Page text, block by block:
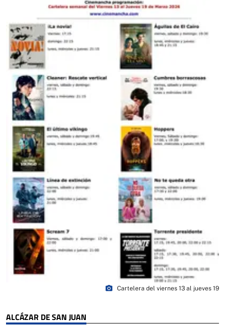
ALCÁZAR DE SAN JUAN
photo_camera Cartelera del viernes 13 al jueves 19